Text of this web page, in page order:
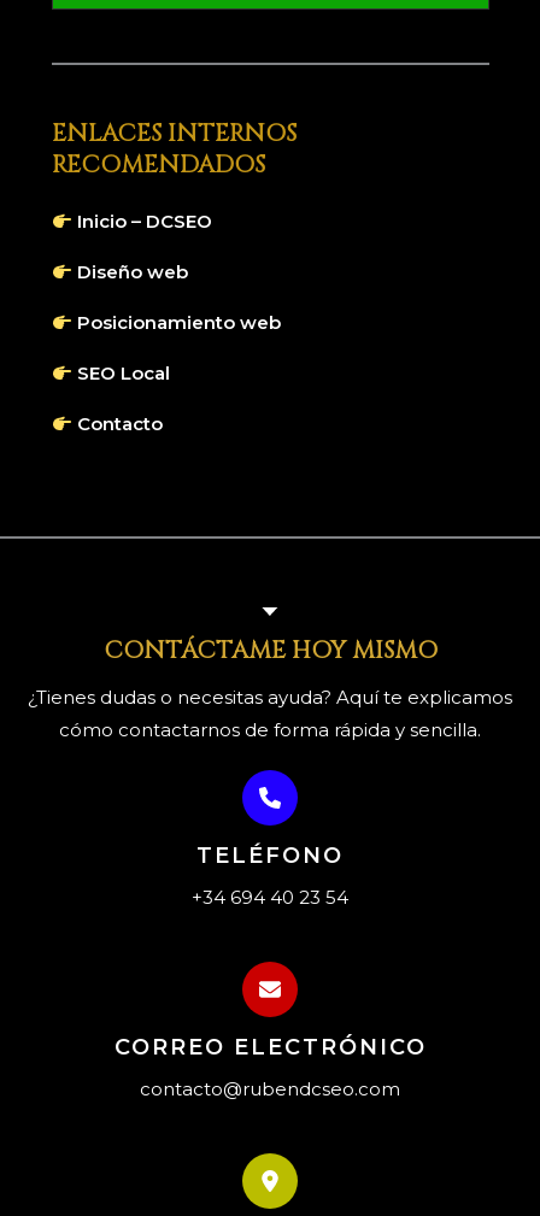
ENLACES INTERNOS
RECOMENDADOS
Inicio – DCSEO
Diseño web
Posicionamiento web
SEO Local
Contacto
CONTÁCTAME HOY MISMO
¿Tienes dudas o necesitas ayuda? Aquí te explicamos
cómo contactarnos de forma rápida y sencilla.
TELÉFONO
+34 694 40 23 54
CORREO ELECTRÓNICO
contacto@rubendcseo.com